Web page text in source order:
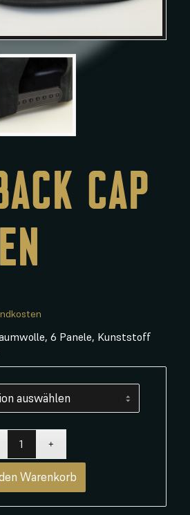
CAP
6 Panele, Kunststoff
Warenkorb